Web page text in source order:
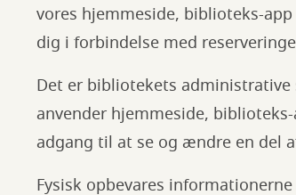
vores hjemmeside, biblioteks-
dig i forbindelse med
Det er bibliotekets administrative
anvender hjemmeside,
adgang til at se og ændre en del
Fysisk opbevares